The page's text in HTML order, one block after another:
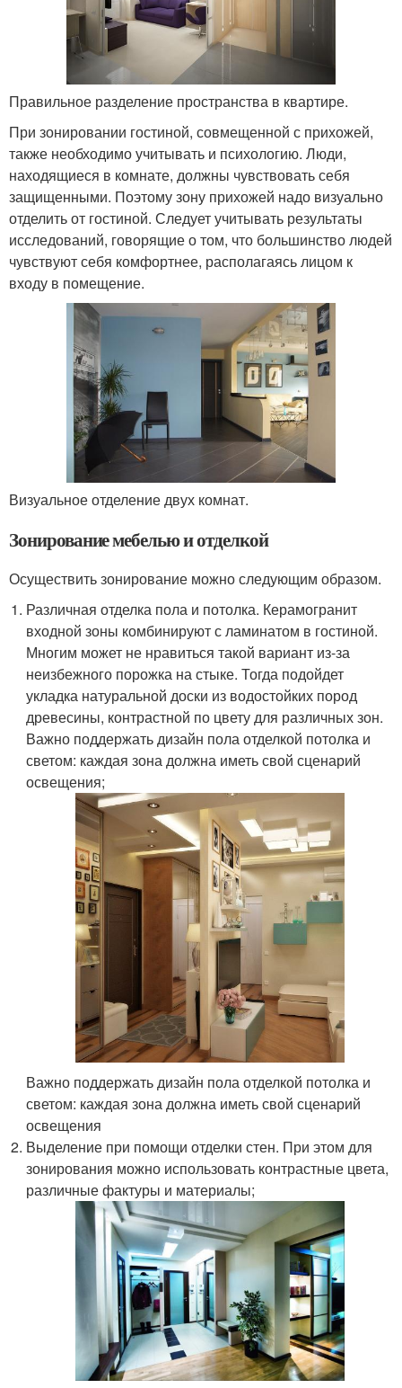
Правильное разделение пространства в квартире.
При зонировании гостиной, совмещенной с прихожей,
также необходимо учитывать и психологию. Люди,
находящиеся в комнате, должны чувствовать себя
защищенными. Поэтому зону прихожей надо визуально
отделить от гостиной. Следует учитывать результаты
исследований, говорящие о том, что большинство людей
чувствуют себя комфортнее, располагаясь лицом к
входу в помещение.
Визуальное отделение двух комнат.
Зонирование мебелью и отделкой
Осуществить зонирование можно следующим образом.
Различная отделка пола и потолка. Керамогранит
входной зоны комбинируют с ламинатом в гостиной.
Многим может не нравиться такой вариант из-за
неизбежного порожка на стыке. Тогда подойдет
укладка натуральной доски из водостойких пород
древесины, контрастной по цвету для различных зон.
Важно поддержать дизайн пола отделкой потолка и
светом: каждая зона должна иметь свой сценарий
освещения;
Важно поддержать дизайн пола отделкой потолка и
светом: каждая зона должна иметь свой сценарий
освещения
Выделение при помощи отделки стен. При этом для
зонирования можно использовать контрастные цвета,
различные фактуры и материалы;